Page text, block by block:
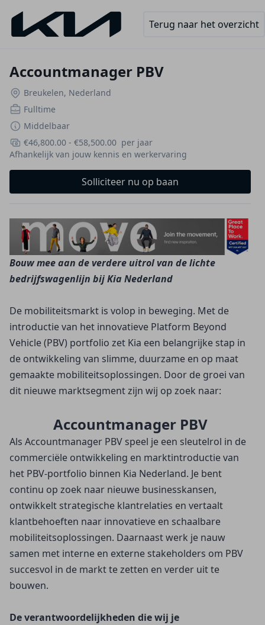
Terug naar het overzicht
Accountmanager PBV
Breukelen, Nederland
Fulltime
Middelbaar
€46,800.00 - €58,500.00 per jaar
Afhankelijk van jouw kennis en werkervaring
Solliciteer nu op baan
Bouw mee aan de verdere uitrol van de lichte
bedrijfswagenlijn bij Kia Nederland
De mobiliteitsmarkt is volop in beweging. Met de
introductie van het innovatieve Platform Beyond
Vehicle (PBV) portfolio zet Kia een belangrijke stap in
de ontwikkeling van slimme, duurzame en op maat
gemaakte mobiliteitsoplossingen. Door de groei van
dit nieuwe marktsegment zijn wij op zoek naar:
Accountmanager PBV
Als Accountmanager PBV speel je een sleutelrol in de
commerciële ontwikkeling en marktintroductie van
het PBV-portfolio binnen Kia Nederland. Je bent
continu op zoek naar nieuwe businesskansen,
ontwikkelt strategische klantrelaties en vertaalt
klantbehoeften naar innovatieve en schaalbare
mobiliteitsoplossingen. Daarnaast werk je nauw
samen met interne en externe stakeholders om PBV
succesvol in de markt te zetten en verder uit te
bouwen.
De verantwoordelijkheden die wij je